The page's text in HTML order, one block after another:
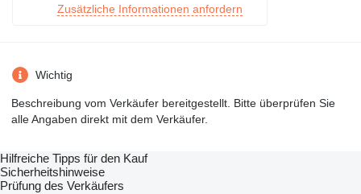
Zusätzliche Informationen anfordern
Wichtig
Beschreibung vom Verkäufer bereitgestellt. Bitte überprüfen Sie
alle Angaben direkt mit dem Verkäufer.
Hilfreiche Tipps für den Kauf
Sicherheitshinweise
Prüfung des Verkäufers